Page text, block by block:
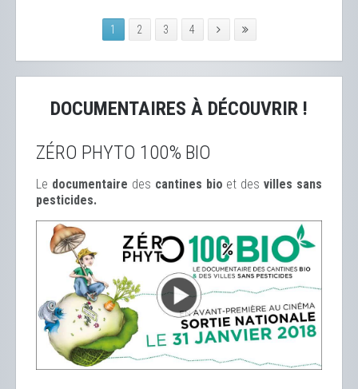
1 2 3 4
DOCUMENTAIRES À DÉCOUVRIR !
ZÉRO PHYTO 100% BIO
Le documentaire des cantines bio et desvilles sans
pesticides.